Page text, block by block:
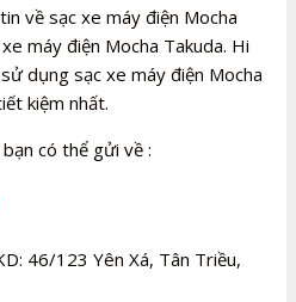
về sạc xe máy điện Mocha
máy điện Mocha Takuda. Hi
dụng sạc xe máy điện Mocha
kiệm nhất.
có thể gửi về :
46/123 Yên Xá, Tân Triều,